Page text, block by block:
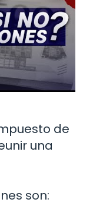
de
una
son: